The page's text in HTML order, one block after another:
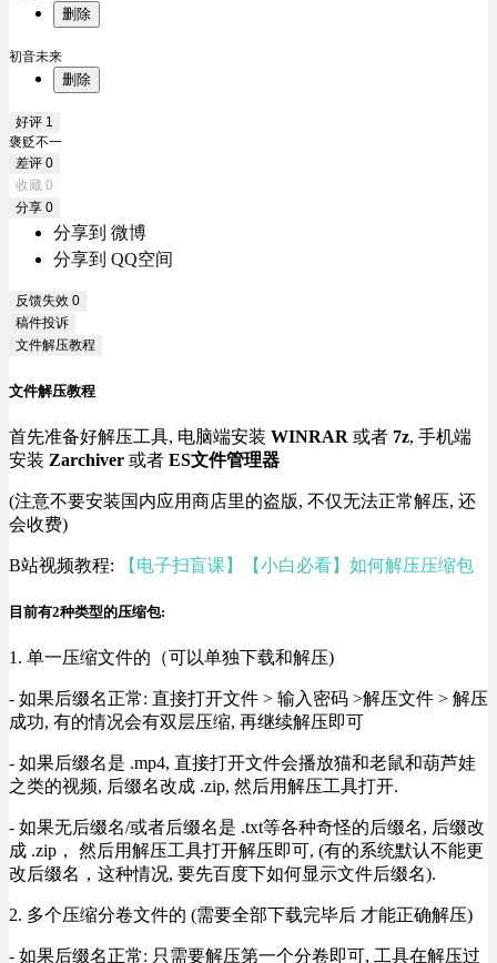
删除
初音未来
删除
好评 1
褒贬不一
差评 0
收藏 0
分享 0
分享到 微博
分享到 QQ空间
反馈失效 0
稿件投诉
文件解压教程
文件解压教程
首先准备好解压工具, 电脑端安装 WINRAR 或者 7z, 手机端
安装 Zarchiver 或者 ES文件管理器
(注意不要安装国内应用商店里的盗版, 不仅无法正常解压, 还
会收费)
B站视频教程: 【电子扫盲课】【小白必看】如何解压压缩包
目前有2种类型的压缩包:
1. 单一压缩文件的（可以单独下载和解压)
- 如果后缀名正常: 直接打开文件 > 输入密码 >解压文件 > 解压
成功, 有的情况会有双层压缩, 再继续解压即可
- 如果后缀名是 .mp4, 直接打开文件会播放猫和老鼠和葫芦娃
之类的视频, 后缀名改成 .zip, 然后用解压工具打开.
- 如果无后缀名/或者后缀名是 .txt等各种奇怪的后缀名, 后缀改
成 .zip， 然后用解压工具打开解压即可, (有的系统默认不能更
改后缀名，这种情况, 要先百度下如何显示文件后缀名).
2. 多个压缩分卷文件的 (需要全部下载完毕后 才能正确解压)
- 如果后缀名正常: 只需要解压第一个分卷即可, 工具在解压过